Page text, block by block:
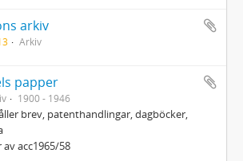
arkiv
Arkiv
papper
1900 - 1946
brev, patenthandlingar, dagböcker,
acc1965/58